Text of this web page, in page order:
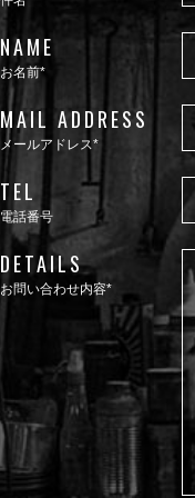
NAME
お名前*
MAIL ADDRESS
メールアドレス*
TEL
電話番号
DETAILS
お問い合わせ内容*